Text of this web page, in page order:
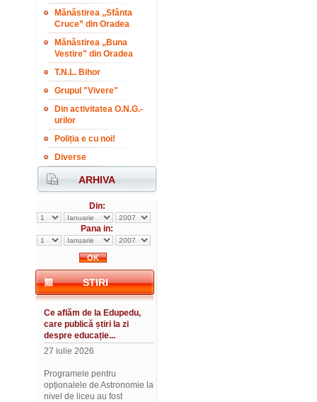
Mănăstirea ,,Sfânta
Cruce” din Oradea
Mănăstirea ,,Buna
Vestire" din Oradea
T.N.L. Bihor
Grupul "Vivere"
Din activitatea O.N.G.-
urilor
Poliția e cu noi!
Diverse
ARHIVA
Din:
Pana in:
STIRI
Ce aflăm de la Edupedu,
care publică știri la zi
despre educație...
27 iulie 2026
Programele pentru
opționalele de Astronomie la
nivel de liceu au fost